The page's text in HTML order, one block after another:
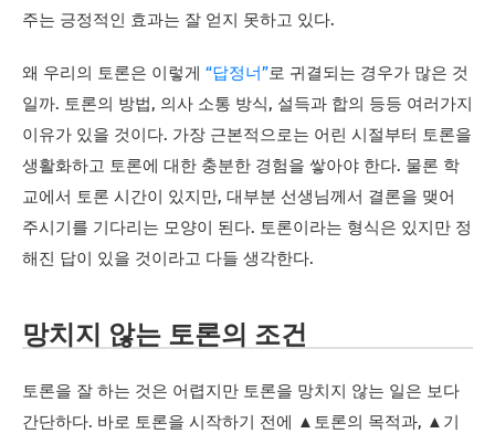
주는 긍정적인 효과는 잘 얻지 못하고 있다.
왜 우리의 토론은 이렇게 “답정너”로 귀결되는 경우가 많은 것
일까. 토론의 방법, 의사 소통 방식, 설득과 합의 등등 여러가지
이유가 있을 것이다. 가장 근본적으로는 어린 시절부터 토론을
생활화하고 토론에 대한 충분한 경험을 쌓아야 한다. 물론 학
교에서 토론 시간이 있지만, 대부분 선생님께서 결론을 맺어
주시기를 기다리는 모양이 된다. 토론이라는 형식은 있지만 정
해진 답이 있을 것이라고 다들 생각한다.
망치지 않는 토론의 조건
토론을 잘 하는 것은 어렵지만 토론을 망치지 않는 일은 보다
간단하다. 바로 토론을 시작하기 전에 ▲토론의 목적과, ▲기